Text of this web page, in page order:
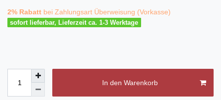
2% Rabatt bei Zahlungsart Überweisung (Vorkasse)
sofort lieferbar, Lieferzeit ca. 1-3 Werktage
In den Warenkorb